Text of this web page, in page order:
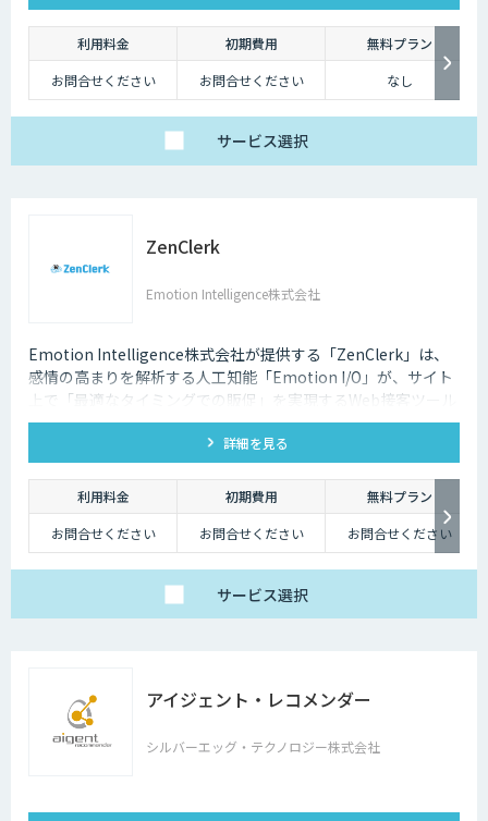
利用料金 初期費用
無料プラン
お問合せください
お問合せください なし
サービス選択
ZenClerk
Emotion Intelligence株式会社
Emotion Intelligence株式会社が提供する「ZenClerk」は、
感情の高まりを解析する人工知能「Emotion I/O」が、サイト
上で「最適なタイミングでの販促」を実現するWeb接客ツール
です。
詳細を見る
利用料金 初期費用
無料プラン
お問合せください
お問合せください お問合せください
サービス選択
アイジェント・レコメンダー
シルバーエッグ・テクノロジー株式会社